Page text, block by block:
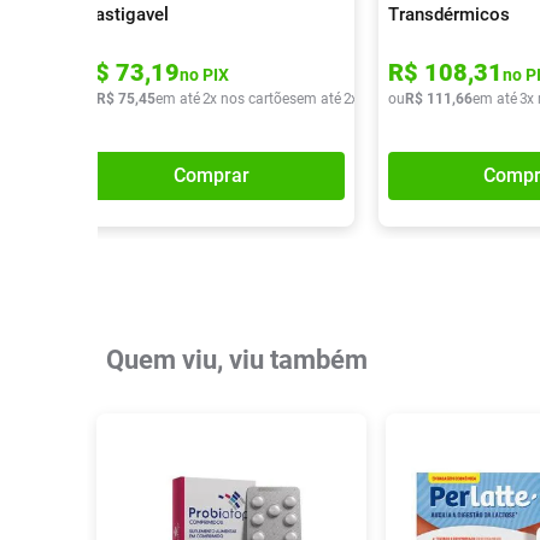
Mastigavel
R$ 73,19no PIX
R$ 75,45em até2x nos cartõesem até2x de R$ 37,72
Comprar
Transdérmicos
R$ 108,31no
ou R$ 111 ,66em até3x
Quem viu, viu também